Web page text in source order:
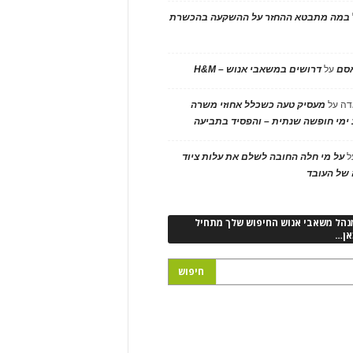
במה מתבטא ההחזר על ההשקעה בהכשרת
עלדרושים במשאבי אנוש – H&M
על מעסיק טעה כשכלל אחוזי משרה
ימי חופשה שנתית – והפסיד בתביעה
על מי חלה החובה לשלם את עלות ציוד
של העובד
משאבי אנוש החיפוש שלך מתחיל